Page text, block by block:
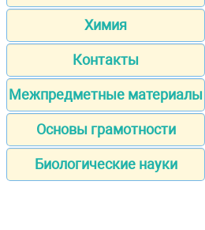
Химия
Контакты
Межпредметные материалы
Основы грамотности
Биологические науки